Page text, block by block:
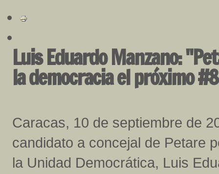
Luis Eduardo Manzano:
la democracia el próximo
Caracas, 10 de septiembre de
candidato a concejal de Petare
la Unidad Democrática, Luis